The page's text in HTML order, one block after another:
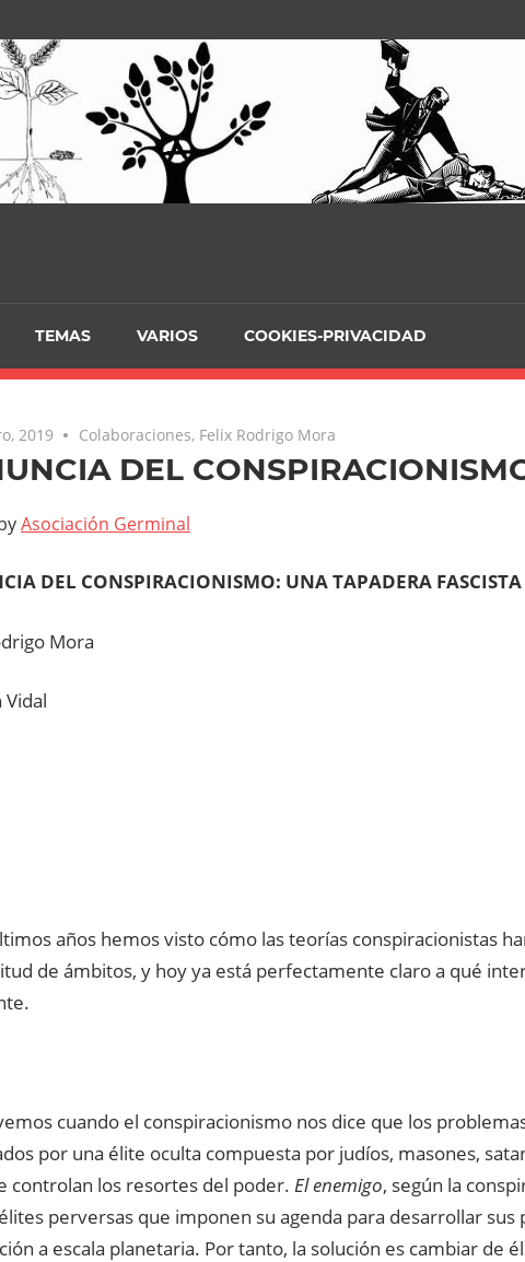
TEMAS VARIOS COOKIES-PRIVACIDAD
2019 Colaboraciones, Felix Rodrigo Mora
DEL
Asociación Germinal
DEL CONSPIRACIONISMO: UNA TAPADERA FASCISTA
Mora
Vidal
años hemos visto cómo las teorías conspiracionistas
de ámbitos, y hoy ya está perfectamente claro a qué
cuando el conspiracionismo nos dice que los
por una élite oculta compuesta por judíos, masones,
controlan los resortes del poder. El enemigo, según la
perversas que imponen su agenda para desarrollar sus
a escala planetaria. Por tanto, la solución es cambiar de